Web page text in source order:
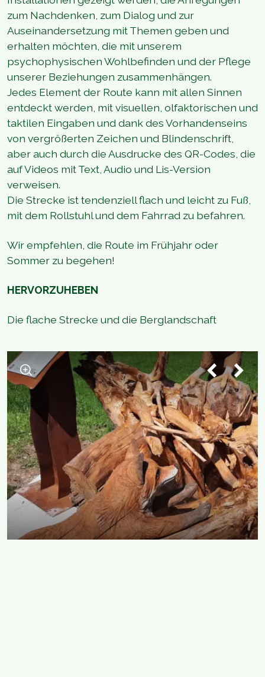
zum Nachdenken, zum Dialog und zur
Auseinandersetzung mit Themen geben und
erhalten möchten, die mit unserem
psychophysischen Wohlbefinden und der Pflege
unserer Beziehungen zusammenhängen.
Jedes Element der Route kann mit allen Sinnen
entdeckt werden, mit visuellen, olfaktorischen und
taktilen Eingaben und dank des Vorhandenseins
von vergrößerten Zeichen und Blindenschrift,
aber auch durch die Ausdrucke des QR-Codes, die
auf Videos mit Text, Audio und Lis-Version
verweisen.
Die Strecke ist tendenziell flach und leicht zu Fuß,
mit dem Rollstuhl und dem Fahrrad zu befahren.
Wir empfehlen, die Route im Frühjahr oder
Sommer zu begehen!
HERVORZUHEBEN
Die flache Strecke und die Berglandschaft